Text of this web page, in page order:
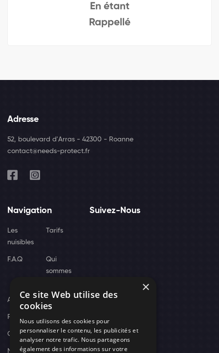
En étant
Rappellé
Adresse
52, boulevard d'Arras - 42300 - Roanne
contact@needs-protect.fr
Navigation
Les
nuisibles
Tarifs
F.A.Q
Qui
sommes
Actus
Recrutement
Contact
Nos techniciens
Suivez-Nous
×
Ce site Web utilise des
cookies
Nous utilisons des cookies pour
personnaliser le contenu, les publicités et
analyser notre trafic. Nous partageons
également des informations sur votre